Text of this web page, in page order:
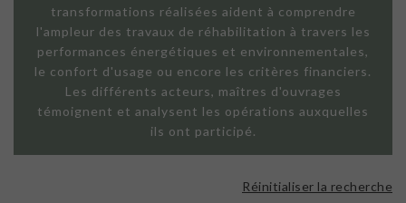
transformations réalisées aident à comprendre
l'ampleur des travaux de réhabilitation à travers les
performances énergétiques et environnementales,
le confort d'usage ou encore les critères financiers.
Les différents acteurs, maîtres d'ouvrages
témoignent et analysent les opérations auxquelles
ils ont participé.
Réinitialiser la recherche
ISOLATION